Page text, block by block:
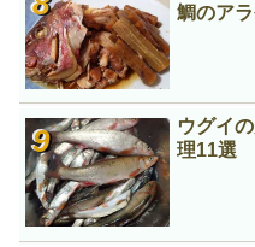
鯛のア
ウグイ
理11選